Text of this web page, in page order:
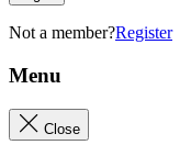
Not a member?Register
Menu
Close